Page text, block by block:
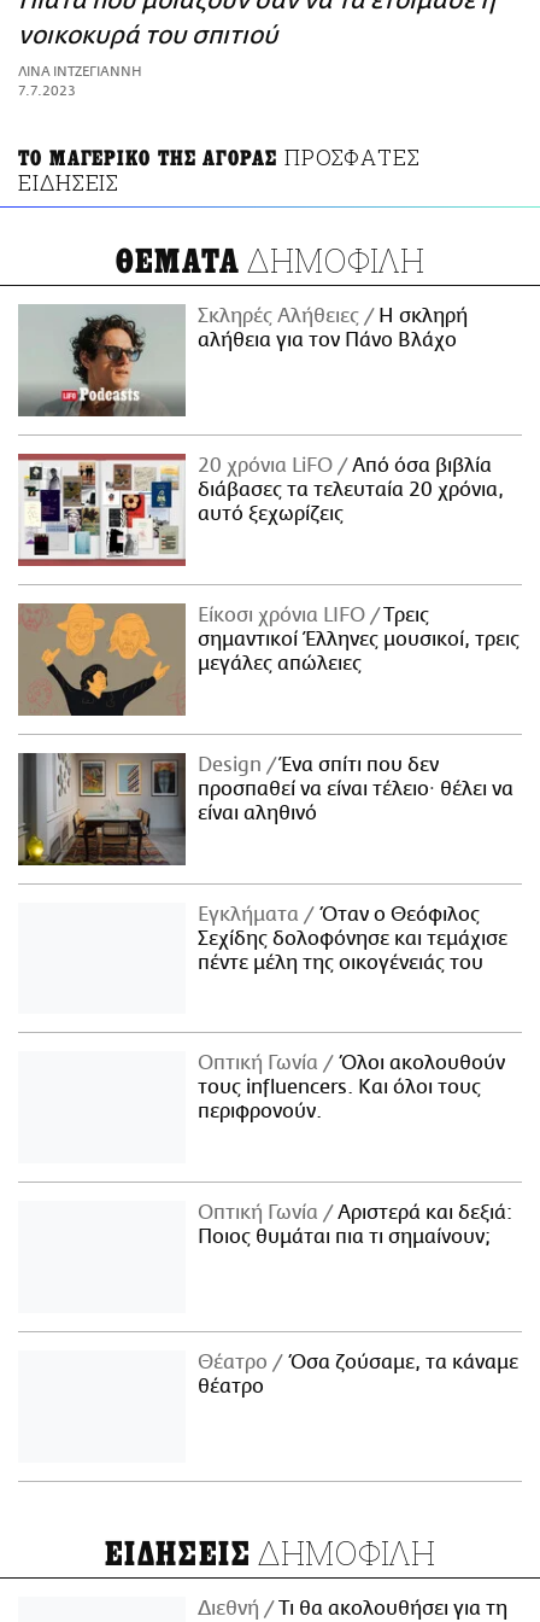
ΑΜΠΑ
PRINT
νοικοκυρά του σπιτιού
ΛΙΝΑ ΙΝΤΖΕΓΙΑΝΝΗ
7.7.2023
ΤΟ ΜΑΓΕΡΙΚΟ ΤΗΣ ΑΓΟΡΑΣ ΠΡΟΣΦΑΤΕΣ
ΕΙΔΗΣΕΙΣ
ΘΕΜΑΤΑ ΔΗΜΟΦΙΛΗ
Σκληρές Αλήθειες
H σκληρή
αλήθεια για τον Πάνο Βλάχο
20 χρόνια LiFO
Από όσα βιβλία
διάβασες τα τελευταία 20 χρόνια,
αυτό ξεχωρίζεις
Είκοσι χρόνια LIFO
Tρεις
σημαντικοί Έλληνες μουσικοί, τρεις
μεγάλες απώλειες
Design
Ένα σπίτι που δεν
προσπαθεί να είναι τέλειο· θέλει να
είναι αληθινό
Εγκλήματα
Όταν ο Θεόφιλος
Σεχίδης δολοφόνησε και τεμάχισε
πέντε μέλη της οικογένειάς του
Οπτική Γωνία
Όλοι ακολουθούν
τους influencers. Και όλοι τους
περιφρονούν.
Οπτική Γωνία
Αριστερά και δεξιά:
Ποιος θυμάται πια τι σημαίνουν;
Θέατρο
Όσα ζούσαμε, τα κάναμε
θέατρο
ΕΙΔΗΣΕΙΣ ΔΗΜΟΦΙΛΗ
Διεθνή Τι θα ακολουθήσει για τη